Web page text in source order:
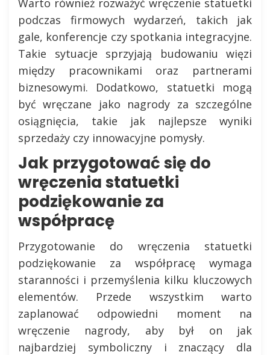
Warto również rozważyć wręczenie statuetki
podczas firmowych wydarzeń, takich jak
gale, konferencje czy spotkania integracyjne.
Takie sytuacje sprzyjają budowaniu więzi
między pracownikami oraz partnerami
biznesowymi. Dodatkowo, statuetki mogą
być wręczane jako nagrody za szczególne
osiągnięcia, takie jak najlepsze wyniki
sprzedaży czy innowacyjne pomysły.
Jak przygotować się do
wręczenia statuetki
podziękowanie za
współpracę
Przygotowanie do wręczenia statuetki
podziękowanie za współpracę wymaga
staranności i przemyślenia kilku kluczowych
elementów. Przede wszystkim warto
zaplanować odpowiedni moment na
wręczenie nagrody, aby był on jak
najbardziej symboliczny i znaczący dla